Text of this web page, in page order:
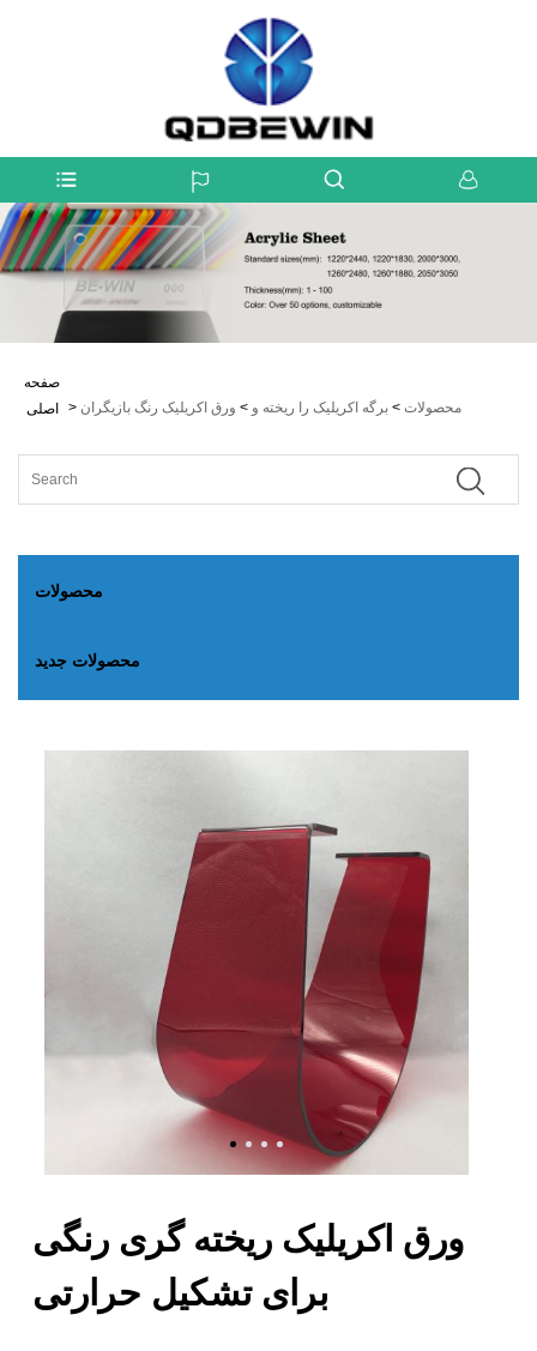
صفحه
اصلی
> محصولات > برگه اکریلیک را ریخته و > ورق اکریلیک رنگ بازیگران
محصولات
محصولات جدید
ورق اکریلیک ریخته گری رنگی
برای تشکیل حرارتی